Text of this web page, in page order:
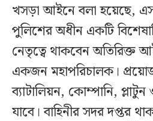
খসড়া আইনে বলা হয়েছে,
পুলিশের অধীন একটি
নেতৃত্বে থাকবেন অতিরিক্ত
একজন মহাপরিচালক।
ব্যাটালিয়ন, কোম্পানি,
যাবে। বাহিনীর সদর দপ্তর